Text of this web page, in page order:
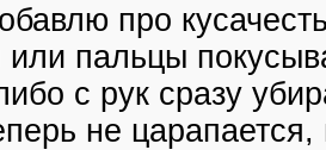
про
или пальцы
с рук сразу
не царапается,